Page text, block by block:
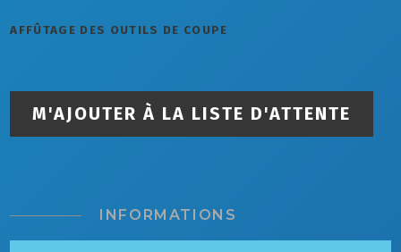
INFORMATIONS
AFFÛTAGE DES OUTILS DE COUPE
M'AJOUTER À LA LISTE D'ATTENTE